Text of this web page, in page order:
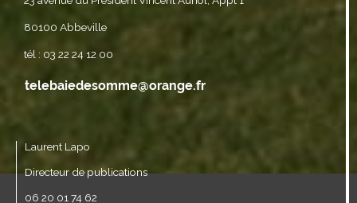
80100 Abbeville
tél : 03 22 24 12 00
Laurent Lapo
Directeur de publications
06 20 01 74 62